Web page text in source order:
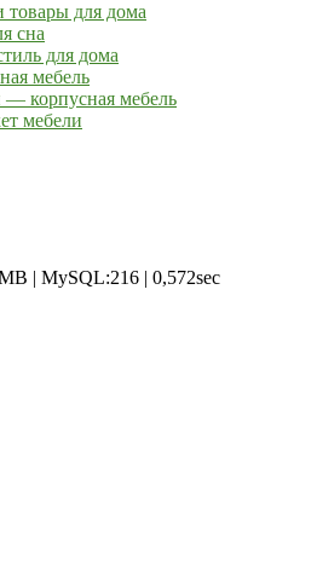
для дома
сна
для дома
мебель
корпусная мебель
мебели
| MySQL:216 | 0,572sec